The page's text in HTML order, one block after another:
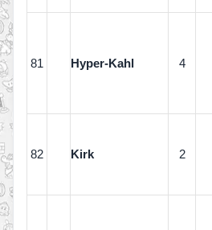
81 Hyper-Kahl 4
82 Kirk 2